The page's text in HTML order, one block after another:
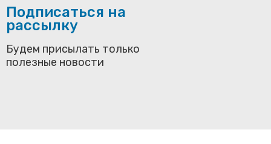
Подписаться на
рассылку
Будем присылать только
полезные новости